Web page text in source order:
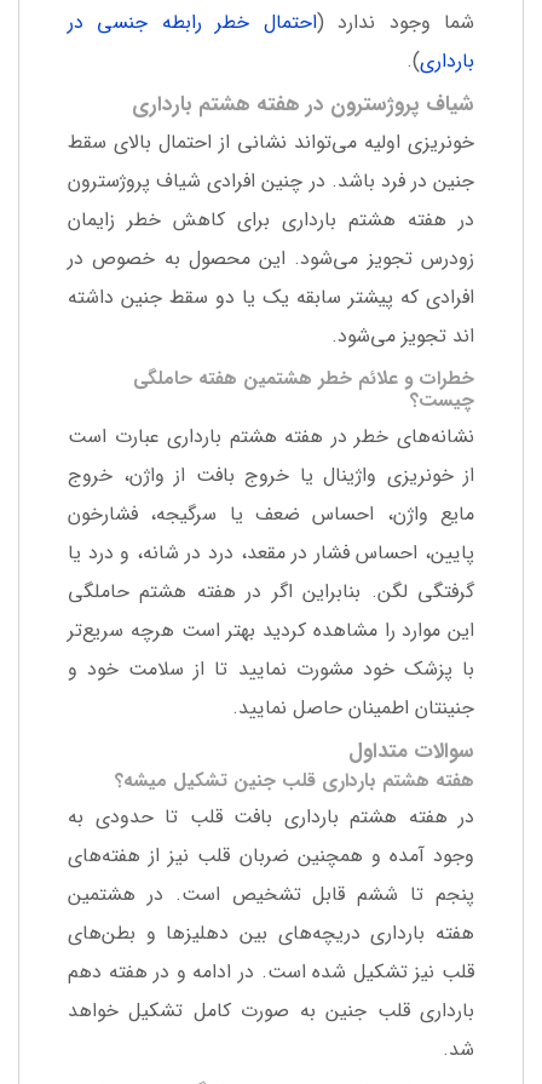
شما وجود ندارد (احتمال خطر رابطه جنسی در
بارداری).
شیاف پروژسترون در هفته هشتم بارداری
خونریزی اولیه می‌تواند نشانی از احتمال بالای سقط
جنین در فرد باشد. در چنین افرادی شیاف پروژسترون
در هفته هشتم بارداری برای کاهش خطر زایمان
زودرس تجویز می‌شود. این محصول به خصوص در
افرادی که پیشتر سابقه یک یا دو سقط جنین داشته
اند تجویز می‌شود.
خطرات و علائم خطر هشتمین هفته حاملگی
چیست؟
نشانه‌های خطر در هفته هشتم بارداری عبارت است
از خونریزی واژینال یا خروج بافت از واژن، خروج
مایع واژن، احساس ضعف یا سرگیجه، فشارخون
پایین، احساس فشار در مقعد، درد در شانه، و درد یا
گرفتگی لگن. بنابراین اگر در هفته هشتم حاملگی
این موارد را مشاهده کردید بهتر است هرچه سریع‌تر
با پزشک خود مشورت نمایید تا از سلامت خود و
جنینتان اطمینان حاصل نمایید.
سوالات متداول
هفته هشتم بارداری قلب جنین تشکیل میشه؟
در هفته هشتم بارداری بافت قلب تا حدودی به
وجود آمده و همچنین ضربان قلب نیز از هفته‌های
پنجم تا ششم قابل تشخیص است. در هشتمین
هفته بارداری دریچه‌های بین دهلیزها و بطن‌های
قلب نیز تشکیل شده است. در ادامه و در هفته دهم
بارداری قلب جنین به صورت کامل تشکیل خواهد
شد.